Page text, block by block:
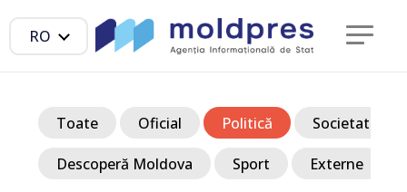
RO
Toate Oficial Politică Societate
Descoperă Moldova Sport Externe